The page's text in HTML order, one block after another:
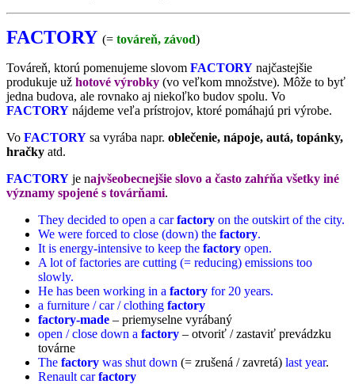
FACTORY (= továreň, závod)
Továreň, ktorú pomenujeme slovom FACTORY najčastejšie
produkuje už hotové výrobky (vo veľkom množstve). Môže to byť
jedna budova, ale rovnako aj niekoľko budov spolu. Vo
FACTORY nájdeme veľa prístrojov, ktoré pomáhajú pri výrobe.
Vo FACTORY sa vyrába napr. oblečenie, nápoje, autá, topánky,
hračky atd.
FACTORY je najvšeobecnejšie slovo a často zahŕňa všetky iné
významy spojené s továrňami.
They decided to open a carfactory on the outskirt of the city.
We were forced to close (down) the factory.
It is energy-intensive to keep the factory open.
A lot of factories are cutting (= reducing) emissions too
slowly.
He has been working in a factory for 20 years.
a furniture / car / clothing factory
factory-made – priemyselne vyrábaný
open / close down a factory – otvoriť / zastaviť prevádzku
továrne
The factory was shut down (= zrušená / zavretá) last year.
Renault carfactory